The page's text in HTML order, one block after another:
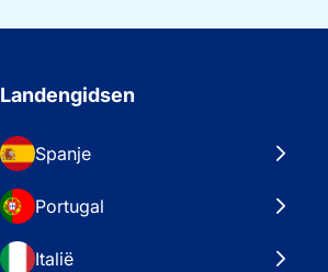
Landengidsen
Spanje
Portugal
Italië